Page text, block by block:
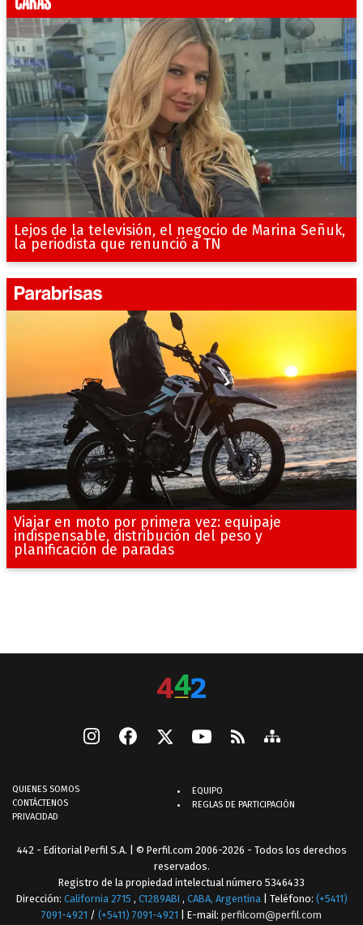
Lejos de la televisión, el negocio de Marina Señuk,
la periodista que renunció a TN
Viajar en moto por primera vez: equipaje
indispensable, distribución del peso y
planificación de paradas
QUIENES SOMOS
CONTÁCTENOS
PRIVACIDAD
EQUIPO
REGLAS DE PARTICIPACIÓN
442 - Editorial Perfil S.A. | © Perfil.com 2006-2026 - Todos los derechos
reservados.
Registro de la propiedad intelectual número 5346433
Dirección: California 2715 , C1289ABI , CABA, Argentina | Teléfono: (+5411)
7091-4921 / (+5411) 7091-4921 | E-mail: perfilcom@perfil.com